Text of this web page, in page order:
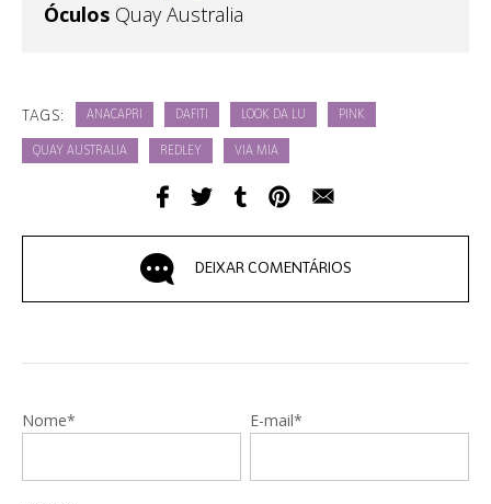
Óculos Quay Australia
TAGS: ANACAPRI DAFITI LOOK DA LU PINK
QUAY AUSTRALIA REDLEY VIA MIA
DEIXAR COMENTÁRIOS
Nome* E-mail*